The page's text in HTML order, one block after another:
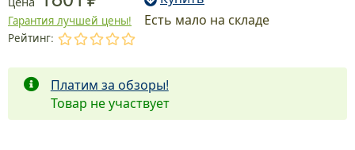
Гарантия лучшей цены!
Есть мало на складе
Рейтинг:
Платим за обзоры!
Товар не участвует